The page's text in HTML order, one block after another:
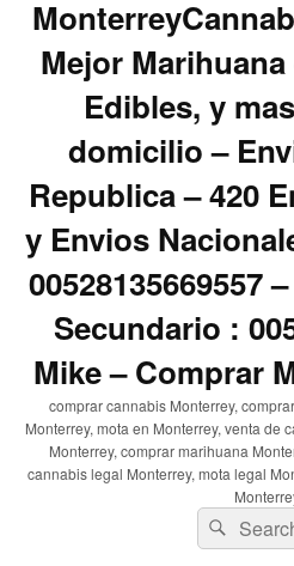
Mejor
Edibles, y
domicilio –
Republica – 420
y Envios
00528135669557
Secundario :
Mike – Comprar
comprar cannabis Monterrey,
Monterrey, mota en Monterrey, venta de
Monterrey, comprar marihuana
cannabis legal Monterrey, mota legal
Search
for:
Search